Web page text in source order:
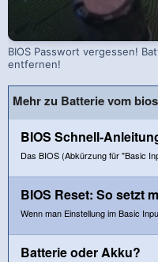
BIOS Passwort vergessen!
entfernen!
Mehr zu Batterie vom
BIOS Schnell-
Das BIOS (Abkürzung für "Basic
BIOS Reset: So setzt
Wenn man Einstellung im Basic
Batterie oder Akku?